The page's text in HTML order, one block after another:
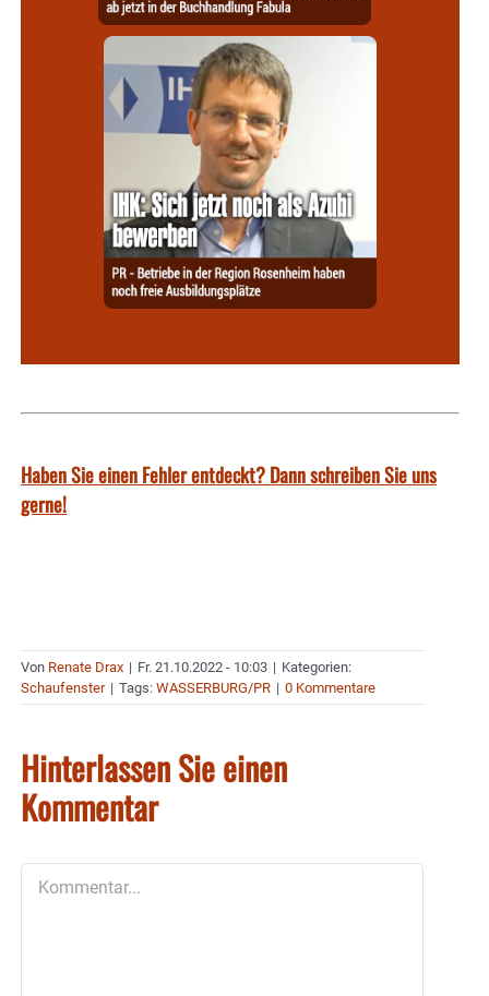
Haben Sie einen Fehler entdeckt? Dann schreiben Sie uns
gerne!
Von Renate Drax | Fr. 21.10.2022 - 10:03 | Kategorien:
Schaufenster | Tags: WASSERBURG/PR | 0 Kommentare
Hinterlassen Sie einen
Kommentar